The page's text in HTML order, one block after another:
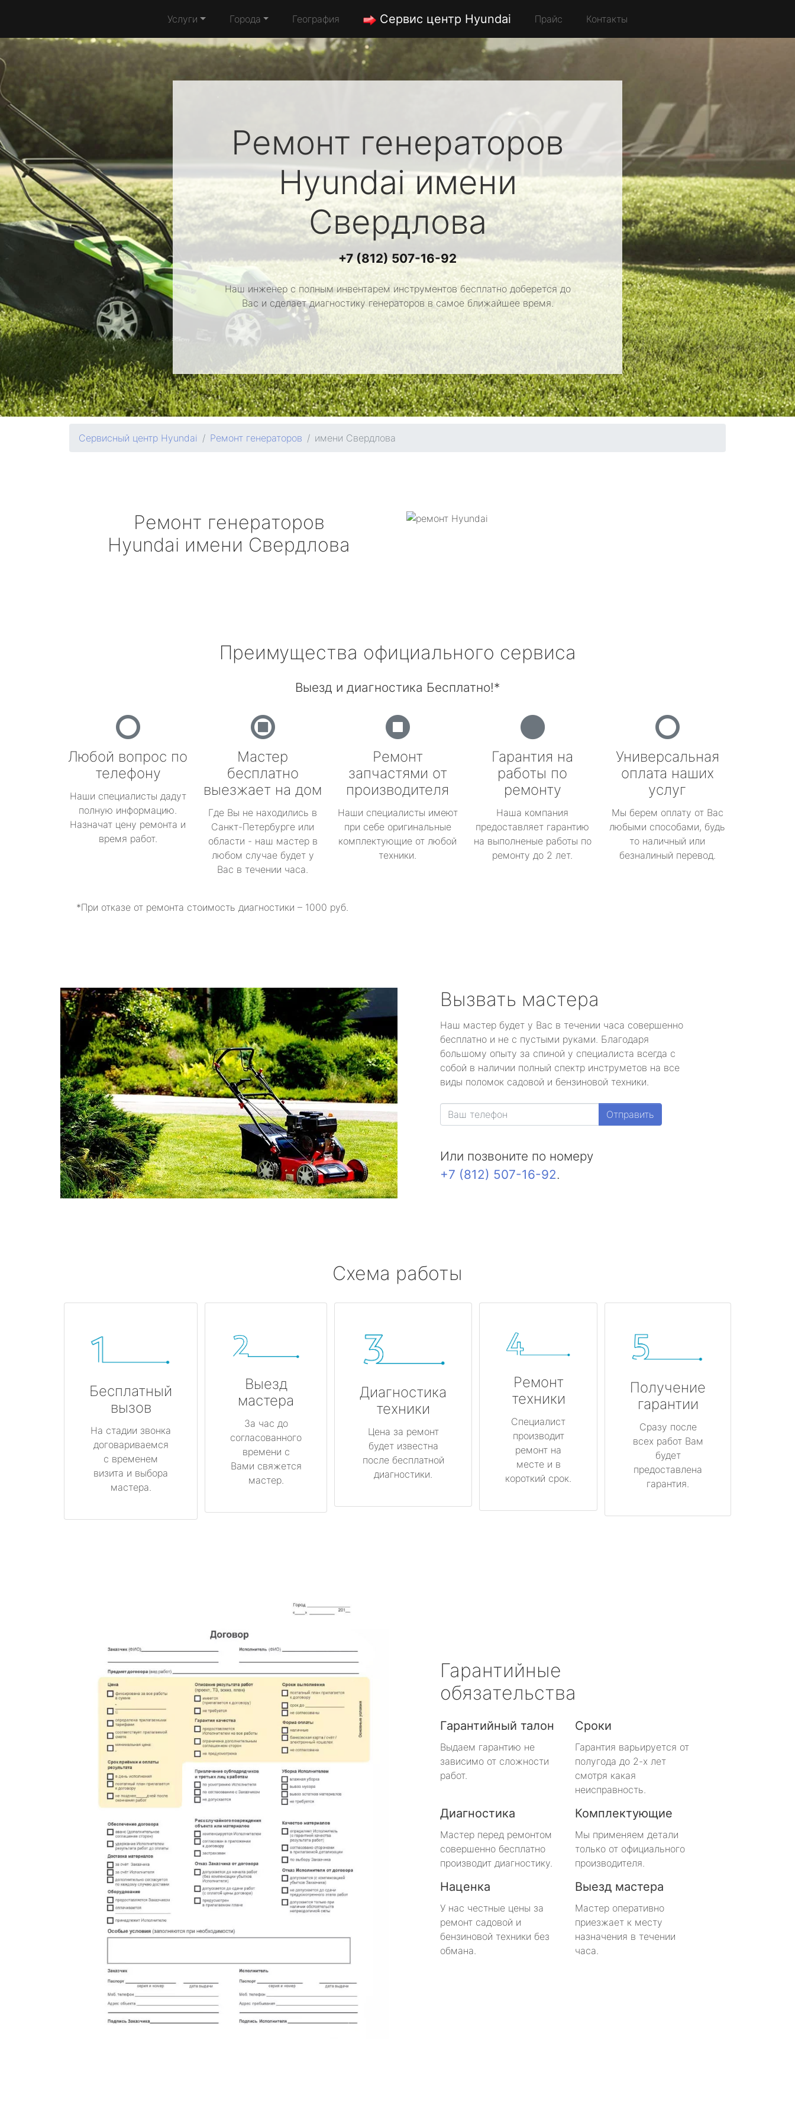
Услуги Города География Сервис центр Hyundai Прайс Контакты
Ремонт генераторов
Hyundaiимени
Свердлова
+7 (812) 507-16-92
Наш инженер с полным инвентарем инструментов бесплатно доберется до
Вас и сделает диагностику генераторов в самое ближайшее время.
Сервисный центр Hyundai Ремонт генераторов имени Свердлова
Ремонт генераторов
Hyundai имени Свердлова
Преимущества официального сервиса
Выезд и диагностика Бесплатно!*
Любой вопрос по
телефону
Наши специалисты дадут
полную информацию.
Назначат цену ремонта и
время работ.
Мастер
бесплатно
выезжает на дом
Где Вы не находились в
Санкт-Петербурге или
области - наш мастер в
любом случае будет у
Вас в течении часа.
Ремонт
запчастями от
производителя
Наши специалисты имеют
при себе оригинальные
комплектующие от любой
техники.
Гарантия на
работы по
ремонту
Наша компания
предоставляет гарантию
на выполненые работы по
ремонту до 2 лет.
Универсальная
оплата наших
услуг
Мы берем оплату от Вас
любыми способами, будь
то наличный или
безналиный перевод.
*При отказе от ремонта стоимость диагностики – 1000 руб.
Вызвать мастера
Наш мастер будет у Вас в течении часа совершенно
бесплатно и не с пустыми руками. Благодаря
большому опыту за спиной у специалиста всегда с
собой в наличии полный спектр инструметов на все
виды поломок садовой и бензиновой техники.
Отправить
Или позвоните по номеру
+7 (812) 507-16-92.
Схема работы
Бесплатный
вызов
На стадии звонка
договариваемся
с временем
визита и выбора
мастера.
Выезд
мастера
За час до
согласованного
времени с
Вами свяжется
мастер.
Диагностика
техники
Цена за ремонт
будет известна
после бесплатной
диагностики.
Ремонт
техники
Специалист
производит
ремонт на
месте и в
короткий срок.
Получение
гарантии
Сразу после
всех работ Вам
будет
предоставлена
гарантия.
Гарантийные
обязательства
Гарантийный талон
Выдаем гарантию не
зависимо от сложности
работ.
Сроки
Гарантия варьируется от
полугода до 2-х лет
смотря какая
неисправность.
Диагностика
Мастер перед ремонтом
совершенно бесплатно
производит диагностику.
Комплектующие
Мы применяем детали
только от официального
производителя.
Наценка
У нас честные цены за
ремонт садовой и
бензиновой техники без
обмана.
Выезд мастера
Мастер оперативно
приезжает к месту
назначения в течении
часа.